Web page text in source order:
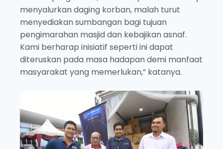
menyalurkan daging korban, malah turut
menyediakan sumbangan bagi tujuan
pengimarahan masjid dan kebajikan asnaf.
Kami berharap inisiatif seperti ini dapat
diteruskan pada masa hadapan demi manfaat
masyarakat yang memerlukan,” katanya.